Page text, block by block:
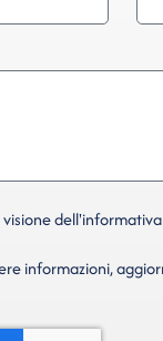
informazioni,